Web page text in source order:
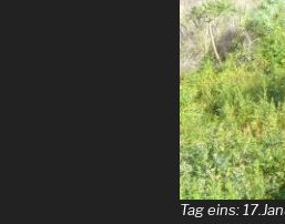
Tag eins: